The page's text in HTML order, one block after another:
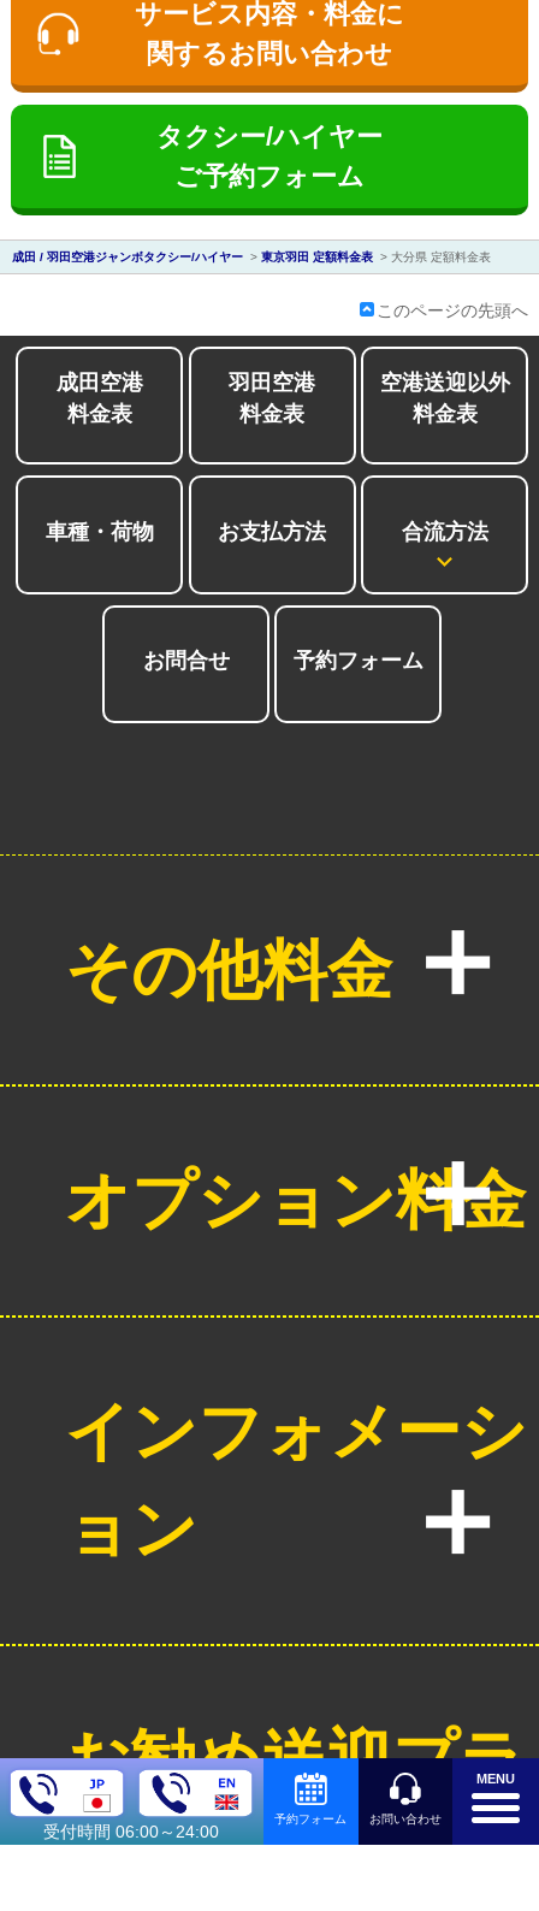
お勧め送迎プラ
ン
観光タクシー
ディズニー送
迎
東
京
成
田
会社紹介
サービス内容・料金に
関するお問い合わせ
タクシー/ハイヤー
ご予約フォーム
成田 / 羽田空港ジャンボタクシー/ハイヤー > 東京羽田 定額料金表 > 大分県 定額料金表
このページの先頭へ
成田空港
料金表
羽田空港
料金表
空港送迎以外
料金表
車種・荷物 お支払方法 合流方法
お問合せ 予約フォーム
その他料金
オプション料金
インフォメーシ
ョン
お勧め送迎プラ
ン
観光タクシー
受付時間 06:00～24:00
予約フォーム お問い合わせ
MENU